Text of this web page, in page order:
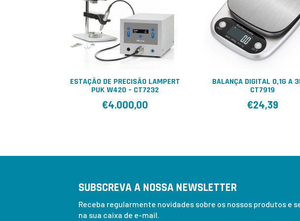
ESTAÇÃO DE PRECISÃO LAMPERT
PUK W420 – CT7232
€4.000,00
BALANÇA DIGITAL 0,1G A
CT7919
€24,39
SUBSCREVA A NOSSA NEWSLETTER
Receba regularmente novidades sobre os nossos produtos e
na sua caixa de e-mail.